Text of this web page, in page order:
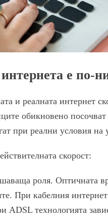
е по-
и реалната интернет
обикновено
при реални условия на
скорост:
роля. Оптичната
При кабелния
ADSL технологията